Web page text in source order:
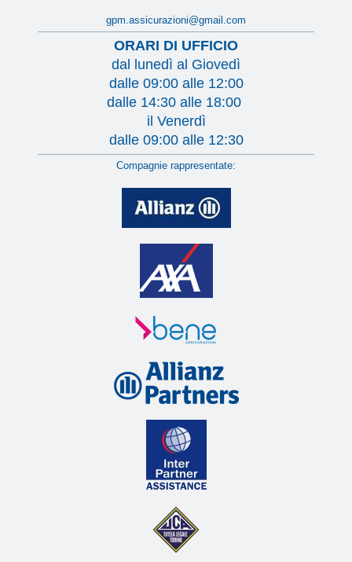
gpm.assicurazioni@gmail.com
ORARI DI UFFICIO
dal lunedì al Giovedì
dalle 09:00 alle 12:00
dalle 14:30 alle 18:00
il Venerdì
dalle 09:00 alle 12:30
Compagnie rappresentate: